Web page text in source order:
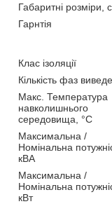
Габаритні розміри,
Гарнтія
Клас ізоляції
Кількість фаз
Макс. Температура
навколишнього
середовища, °С
Максимальна /
Номінальна
кВА
Максимальна /
Номінальна
кВт